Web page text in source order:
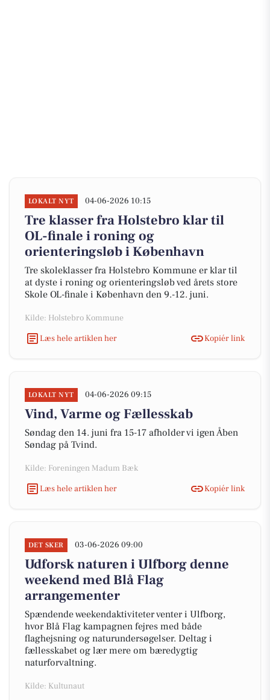
LOKALT NYT 04-06-2026 10:15
Tre klasser fra Holstebro klar til
OL-finale i roning og
orienteringsløb i København
Tre skoleklasser fra Holstebro Kommune er klar til
at dyste i roning og orienteringsløb ved årets store
Skole OL-finale i København den 9.-12. juni.
Kilde: Holstebro Kommune
Læs hele artiklen her
Kopiér link
LOKALT NYT 04-06-2026 09:15
Vind, Varme og Fællesskab
Søndag den 14. juni fra 15-17 afholder vi igen Åben
Søndag på Tvind.
Kilde: Foreningen Madum Bæk
Læs hele artiklen her
Kopiér link
DET SKER 03-06-2026 09:00
Udforsk naturen i Ulfborg denne
weekend med Blå Flag
arrangementer
Spændende weekendaktiviteter venter i Ulfborg,
hvor Blå Flag kampagnen fejres med både
flaghejsning og naturundersøgelser. Deltag i
fællesskabet og lær mere om bæredygtig
naturforvaltning.
Kilde: Kultunaut